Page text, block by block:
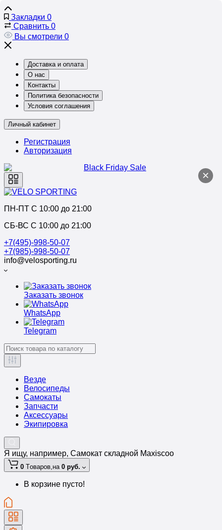
Закладки 0
Сравнить 0
Вы смотрели 0
Доставка и оплата
О нас
Контакты
Политика безопасности
Условия соглашения
Личный кабинет
Регистрация
Авторизация
×
ПН-ПТ C 10:00 до 21:00
СБ-ВС С 10:00 до 21:00
+7(495)-998-50-07
+7(985)-998-50-07
info@velosporting.ru
Заказать звонок
WhatsApp
Telegram
Везде
Велосипеды
Самокаты
Запчасти
Аксессуары
Экипировка
Я ищу, например, Самокат складной Maxiscoo
0 Tоваров,на 0 руб.
В корзине пусто!